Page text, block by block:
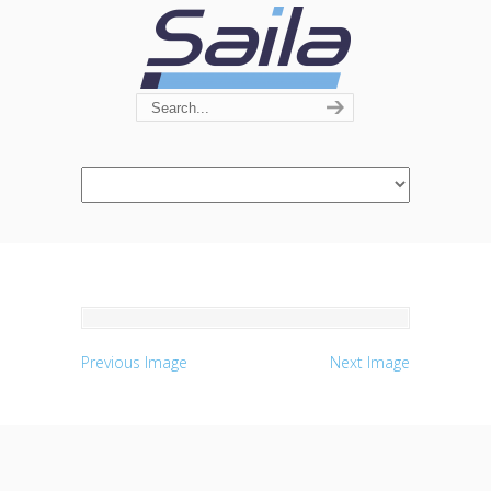
Previous Image Next Image